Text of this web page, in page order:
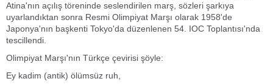
Atina'nın açılış töreninde seslendirilen marş, sözleri şarkıya
uyarlandıktan sonra Resmi Olimpiyat Marşı olarak 1958'de
Japonya'nın başkenti Tokyo'da düzenlenen 54. IOC Toplantısı'nda
tescillendi.
Olimpiyat Marşı'nın Türkçe çevirisi şöyle:
Ey kadim (antik) ölümsüz ruh,